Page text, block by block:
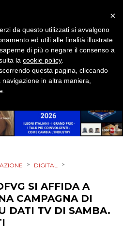
> DIGITAL >
SI AFFIDA A
CAMPAGNA DI
DATI TV DI SAMBA.
×
da questo utilizzati si avvalgono
ed utili alle finalità illustrate
di più o negare il consenso a
la cookie policy.
questa pagina, cliccando
in altra maniera,